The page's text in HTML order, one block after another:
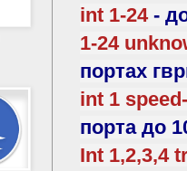
int 1-24-
1-24
портах
int 1
порта до
Int 1,2,3,4